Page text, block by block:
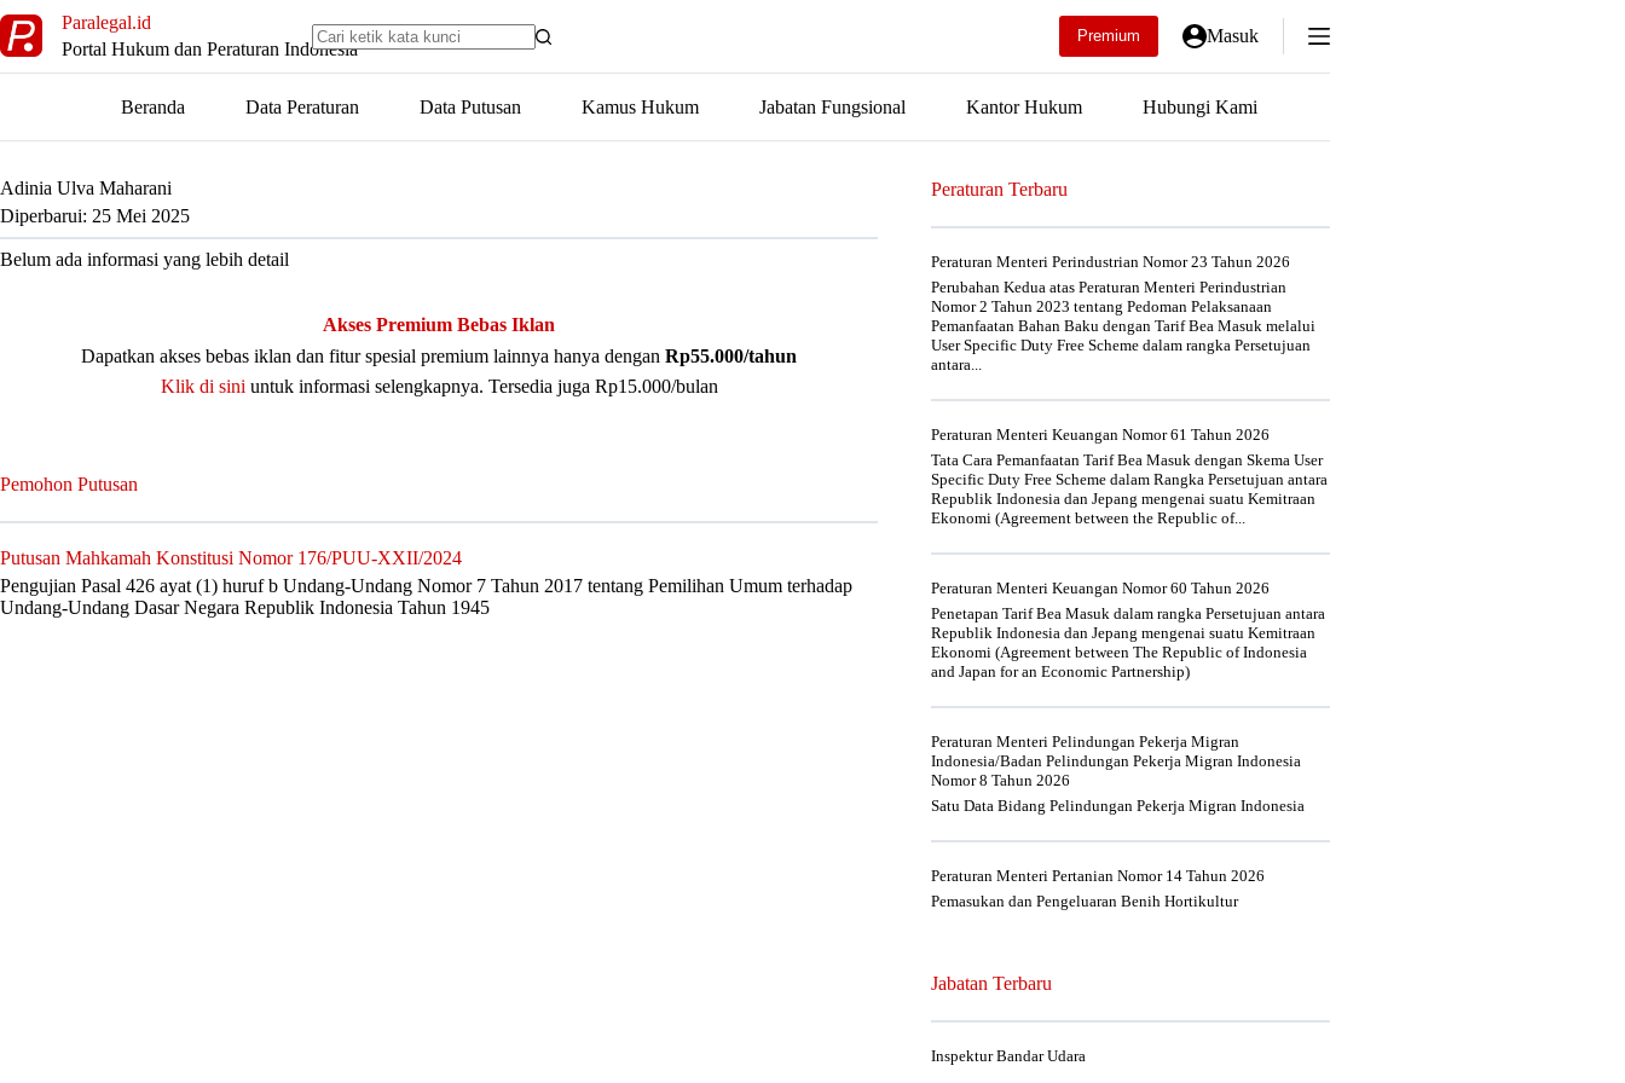
to
content
Paralegal.id
Portal Hukum dan Peraturan Indonesia
Premium Masuk
Beranda Data Peraturan Data Putusan Kamus Hukum Jabatan Fungsional Kantor Hukum Hubungi Kami
Adinia Ulva Maharani
Diperbarui: 25 Mei 2025
Belum ada informasi yang lebih detail
Akses Premium Bebas Iklan
Dapatkan akses bebas iklan dan fitur spesial premium lainnya hanya dengan Rp55.000/tahun
Klik di sini untuk informasi selengkapnya. Tersedia juga Rp15.000/bulan
Pemohon Putusan
Putusan Mahkamah Konstitusi Nomor 176/PUU-XXII/2024
Pengujian Pasal 426 ayat (1) huruf b Undang-Undang Nomor 7 Tahun 2017 tentang Pemilihan Umum terhadap
Undang-Undang Dasar Negara Republik Indonesia Tahun 1945
Peraturan Terbaru
Peraturan Menteri Perindustrian Nomor 23 Tahun 2026
Perubahan Kedua atas Peraturan Menteri Perindustrian
Nomor 2 Tahun 2023 tentang Pedoman Pelaksanaan
Pemanfaatan Bahan Baku dengan Tarif Bea Masuk melalui
User Specific Duty Free Scheme dalam rangka Persetujuan
antara...
Peraturan Menteri Keuangan Nomor 61 Tahun 2026
Tata Cara Pemanfaatan Tarif Bea Masuk dengan Skema User
Specific Duty Free Scheme dalam Rangka Persetujuan antara
Republik Indonesia dan Jepang mengenai suatu Kemitraan
Ekonomi (Agreement between the Republic of...
Peraturan Menteri Keuangan Nomor 60 Tahun 2026
Penetapan Tarif Bea Masuk dalam rangka Persetujuan antara
Republik Indonesia dan Jepang mengenai suatu Kemitraan
Ekonomi (Agreement between The Republic of Indonesia
and Japan for an Economic Partnership)
Peraturan Menteri Pelindungan Pekerja Migran
Indonesia/Badan Pelindungan Pekerja Migran Indonesia
Nomor 8 Tahun 2026
Satu Data Bidang Pelindungan Pekerja Migran Indonesia
Peraturan Menteri Pertanian Nomor 14 Tahun 2026
Pemasukan dan Pengeluaran Benih Hortikultur
Jabatan Terbaru
Inspektur Bandar Udara